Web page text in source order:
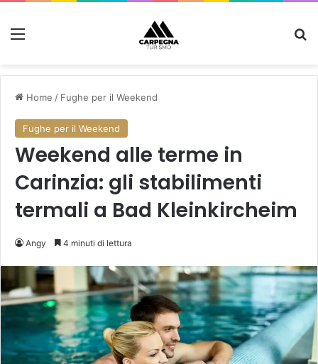
Menu
Home / Fughe per il Weekend
Fughe per il Weekend
Weekend alle terme in
Carinzia: gli stabilimenti
termali a Bad Kleinkircheim
Angy 4 minuti di lettura